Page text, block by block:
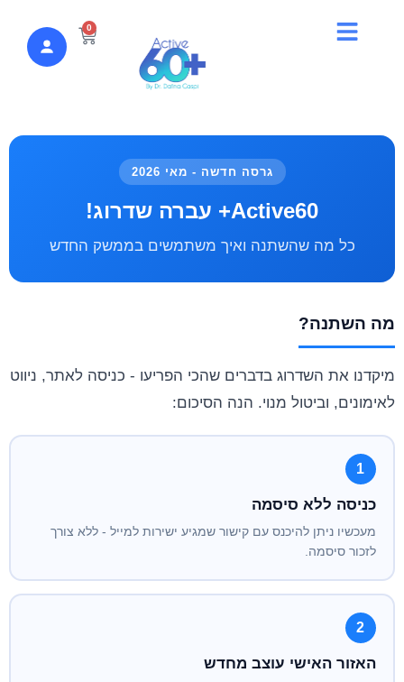
0
גרסה חדשה - מאי 2026
Active60+ עברה שדרוג!
כל מה שהשתנה ואיך משתמשים בממשק החדש
מה השתנה?
מיקדנו את השדרוג בדברים שהכי הפריעו - כניסה לאתר, ניווט
לאימונים, וביטול מנוי. הנה הסיכום:
1
כניסה ללא סיסמה
מעכשיו ניתן להיכנס עם קישור שמגיע ישירות למייל - ללא צורך
לזכור סיסמה.
2
האזור האישי עוצב מחדש